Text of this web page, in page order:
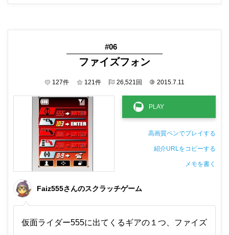
#06
ファイズフォン
127件 121件 26,521 回 © 2015.7.11
高画質ペンでプレイする
紹介URLをコピーする
メモを書く
Faiz555さんのスクラッチゲーム
仮面ライダー555に出てくるギアの１つ、ファイズ